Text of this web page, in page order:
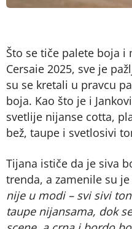
Što se tiče palete boja
Cersaie 2025, sve je
su se kretali u pravcu
boja. Kao što je i
svetlije nijanse cotta,
bež, taupe i svetlosivi
Tijana ističe da je siva
trenda, a zamenile su
nije u modi – svi sivi
taupe nijansama, dok